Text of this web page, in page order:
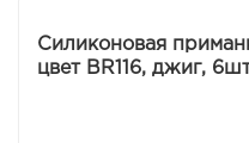
Силиконовая
цвет BR116, джиг,